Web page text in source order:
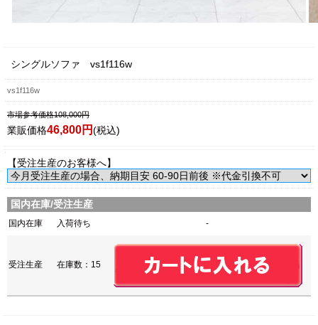
シングルソファ vs1f116w
vs1f116w
市場参考価格108,000円
業販価格46,800円(税込)
【受注生産のお客様へ】
国内在庫/受注生産
国内在庫 入荷待ち -
受注生産 在庫数：15